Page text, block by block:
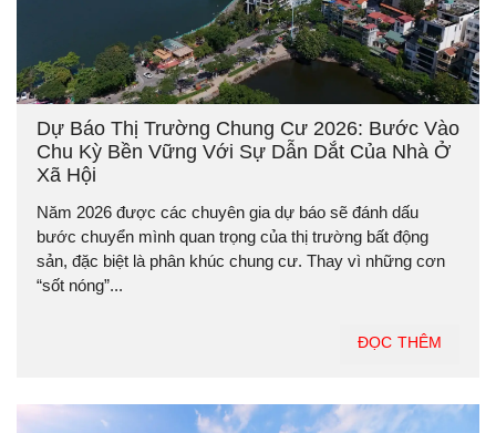
Dự Báo Thị Trường Chung Cư 2026: Bước Vào
Chu Kỳ Bền Vững Với Sự Dẫn Dắt Của Nhà Ở
Xã Hội
Năm 2026 được các chuyên gia dự báo sẽ đánh dấu
bước chuyển mình quan trọng của thị trường bất động
sản, đặc biệt là phân khúc chung cư. Thay vì những cơn
“sốt nóng”...
ĐỌC THÊM